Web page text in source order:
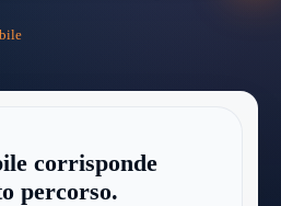
corrisponde
percorso.